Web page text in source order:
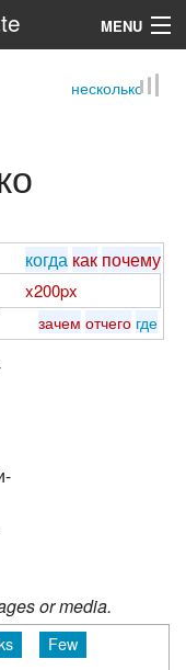
MENU
несколько
когда как почему
x200px
зачем отчего где
or media.
Few